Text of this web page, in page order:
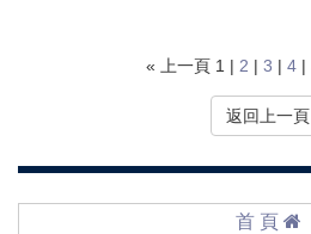
« 上一頁 1 | 2 | 3 | 4 |
返回上一頁
首 頁